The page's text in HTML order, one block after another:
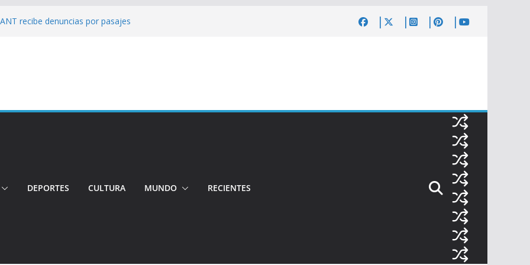
recibe denuncias por pasajes
Dos jóvenes quiteños desaparecen
irregulares fueron detectados en el
DEPORTES CULTURA MUNDO RECIENTES